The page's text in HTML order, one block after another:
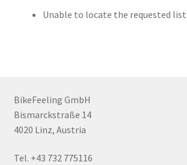
Unable to locate the requested list
BikeFeeling GmbH
Bismarckstraße 14
4020 Linz, Austria
Tel. +43 732 775116